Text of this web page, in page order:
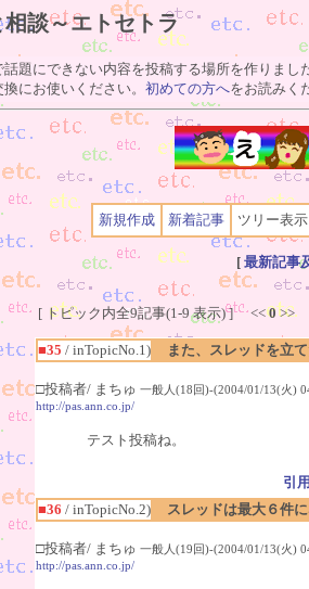
談～エトセトラ
話題にできない内容を投稿する場所を作りまし
にお使いください。 初めての方へをお読みく
新規作成 新着記事 ツリー表示
[ 最新記事
[ トピック内全9記事(1-9 表示) ] <<0 >>
■35 / inTopicNo.1) また、スレッドを立
□投稿者/ まちゅ 一般人(18回)-(2004/01/13(火)
http://pas.ann.co.jp/
テスト投稿ね。
引
■36 / inTopicNo.2) スレッドは最大６件
□投稿者/ まちゅ 一般人(19回)-(2004/01/13(火)
http://pas.ann.co.jp/